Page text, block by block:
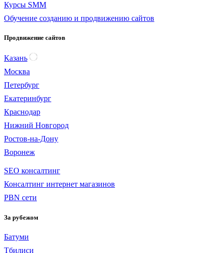
Курсы SMM
Обучение созданию и продвижению сайтов
Продвижение сайтов
Казань
Москва
Петербург
Екатеринбург
Краснодар
Нижний Новгород
Ростов-на-Дону
Воронеж
SEO консалтинг
Консалтинг интернет магазинов
PBN сети
За рубежом
Батуми
Тбилиси